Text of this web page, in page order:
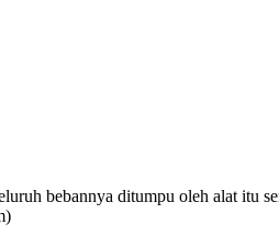
bebannya ditumpu oleh alat